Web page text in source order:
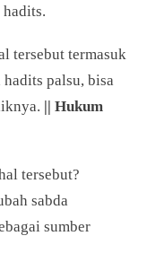
tersebut termasuk
palsu, bisa
|| Hukum
tersebut?
sabda
sumber